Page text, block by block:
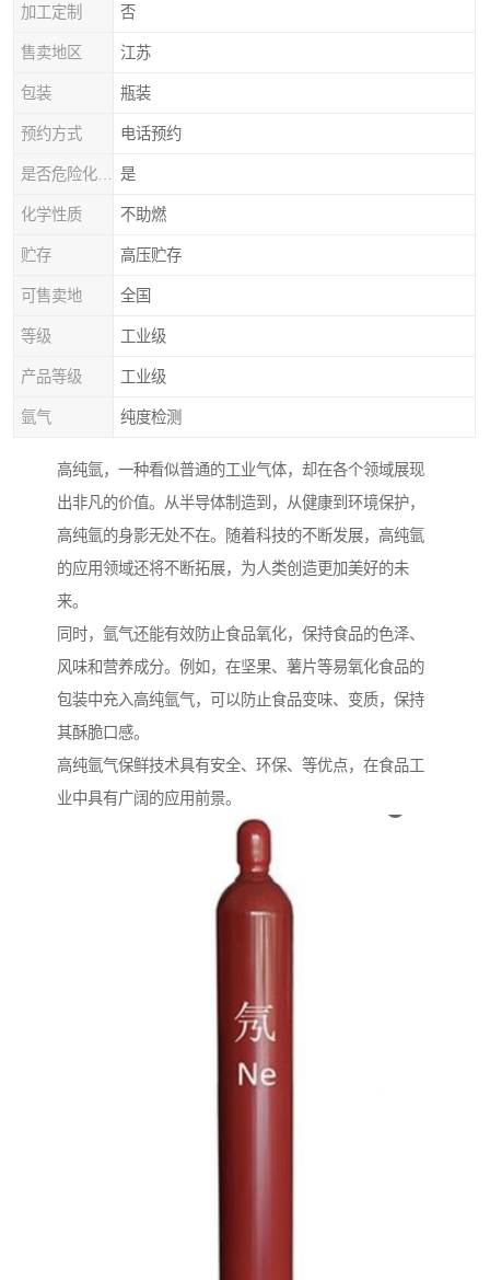
加工定制 否
售卖地区 江苏
包装 瓶装
预约方式 电话预约
是
化学性质 不助燃
贮存 高压贮存
可售卖地 全国
等级 工业级
产品等级 工业级
氩气 纯度检测
高纯氩，一种看似普通的工业气体，却在各个领域展现
出非凡的价值。从半导体制造到，从健康到环境保护，
高纯氩的身影无处不在。随着科技的不断发展，高纯氩
的应用领域还将不断拓展，为人类创造更加美好的未
来。
同时，氩气还能有效防止食品氧化，保持食品的色泽、
风味和营养成分。例如，在坚果、薯片等易氧化食品的
包装中充入高纯氩气，可以防止食品变味、变质，保持
其酥脆口感。
高纯氩气保鲜技术具有安全、环保、等优点，在食品工
业中具有广阔的应用前景。